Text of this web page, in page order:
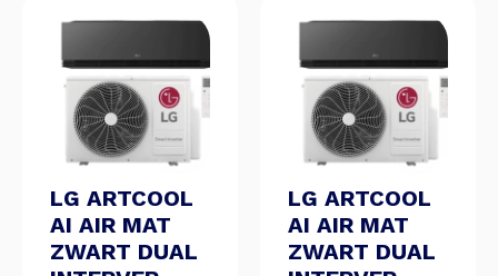
LG ARTCOOL
AI AIR MAT
ZWART DUAL
LG ARTCOOL
AI AIR MAT
ZWART DUAL